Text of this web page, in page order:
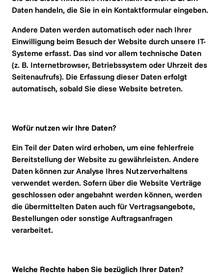
Daten handeln, die Sie in ein Kontaktformular eingeben.
Andere Daten werden automatisch oder nach Ihrer
Einwilligung beim Besuch der Website durch unsere IT-
Systeme erfasst. Das sind vor allem technische Daten
(z. B. Internetbrowser, Betriebssystem oder Uhrzeit des
Seitenaufrufs). Die Erfassung dieser Daten erfolgt
automatisch, sobald Sie diese Website betreten.
Wofür nutzen wir Ihre Daten?
Ein Teil der Daten wird erhoben, um eine fehlerfreie
Bereitstellung der Website zu gewährleisten. Andere
Daten können zur Analyse Ihres Nutzerverhaltens
verwendet werden. Sofern über die Website Verträge
geschlossen oder angebahnt werden können, werden
die übermittelten Daten auch für Vertragsangebote,
Bestellungen oder sonstige Auftragsanfragen
verarbeitet.
Welche Rechte haben Sie bezüglich Ihrer Daten?